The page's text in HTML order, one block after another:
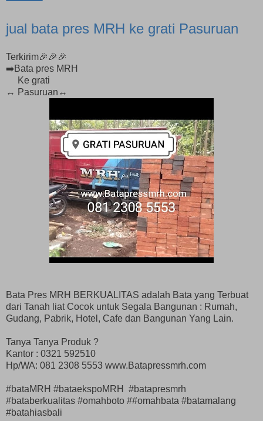
jual bata pres MRH ke grati Pasuruan
Terkirim🎉🎉🎉
➡️Bata pres MRH
Ke grati
↔️ Pasuruan↔️
Bata Pres MRH BERKUALITAS adalah Bata yang Terbuat
dari Tanah liat Cocok untuk Segala Bangunan : Rumah,
Gudang, Pabrik, Hotel, Cafe dan Bangunan Yang Lain.
Tanya Tanya Produk ?
Kantor : 0321 592510
Hp/WA: 081 2308 5553 www.Batapressmrh.com
#bataMRH #bataekspoMRH #batapresmrh
#bataberkualitas #omahboto ##omahbata #batamalang
#batahiasbali